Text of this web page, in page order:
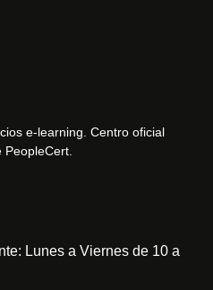
e-learning. Centro oficial
PeopleCert.
Lunes a Viernes de 10 a